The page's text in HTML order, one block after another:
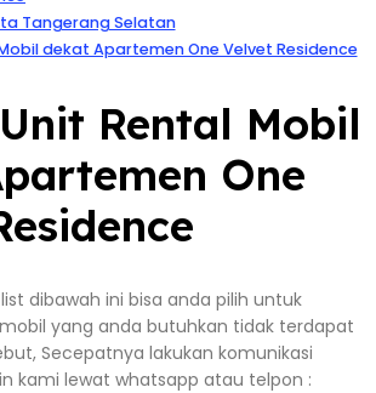
Tangerang Selatan
dekat Apartemen One Velvet Residence
Rental Mobil
One
dibawah ini bisa anda pilih untuk
yang anda butuhkan tidak terdapat
Secepatnya lakukan komunikasi
kami lewat whatsapp atau telpon :